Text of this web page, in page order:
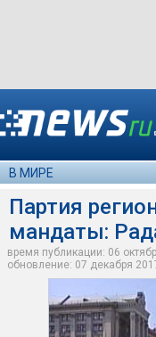
В МИРЕ
Партия
мандаты:
время публикации: 06
обновление: 07 декабря